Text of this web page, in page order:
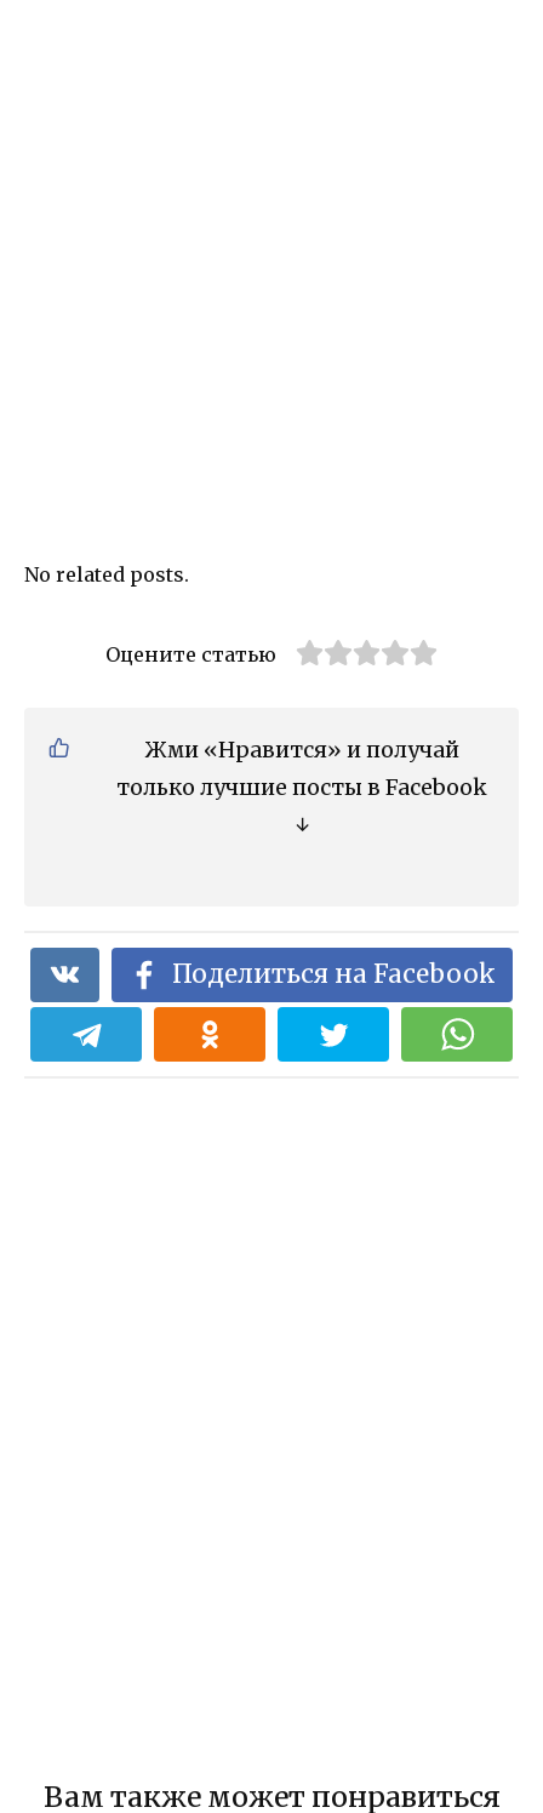
No related posts.
Оцените статью
Жми «Нравится» и получай
только лучшие посты в Facebook
↓
Поделиться на Facebook
Вам также может понравиться